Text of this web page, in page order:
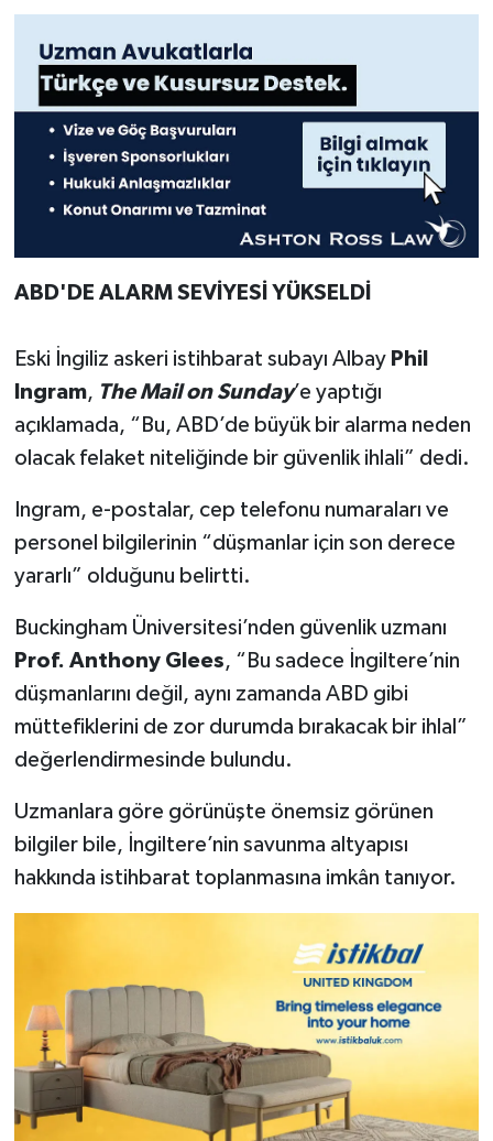
ABD'DE ALARM SEVİYESİ YÜKSELDİ
Eski İngiliz askeri istihbarat subayı Albay Phil
Ingram, The Mail on Sunday’e yaptığı
açıklamada, “Bu, ABD’de büyük bir alarma neden
olacak felaket niteliğinde bir güvenlik ihlali” dedi.
Ingram, e-postalar, cep telefonu numaraları ve
personel bilgilerinin “düşmanlar için son derece
yararlı” olduğunu belirtti.
Buckingham Üniversitesi’nden güvenlik uzmanı
Prof. Anthony Glees, “Bu sadece İngiltere’nin
düşmanlarını değil, aynı zamanda ABD gibi
müttefiklerini de zor durumda bırakacak bir ihlal”
değerlendirmesinde bulundu.
Uzmanlara göre görünüşte önemsiz görünen
bilgiler bile, İngiltere’nin savunma altyapısı
hakkında istihbarat toplanmasına imkân tanıyor.